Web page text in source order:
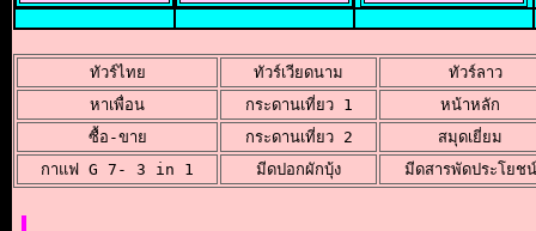
ทัวร์ไทย ทัวร์เวียดนาม
ทัวร์ลาว
หาเพื่อน
กระดานเที่ยว 1
หน้าหลัก
ซื้อ-ขาย
กระดานเที่ยว 2
สมุดเยี่ยม
กาแฟ G 7- 3 in 1
มีดปอกผักบุ้ง มีดสารพัดประโยชน์